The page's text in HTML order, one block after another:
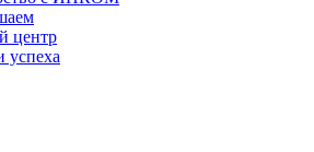
центр
успеха